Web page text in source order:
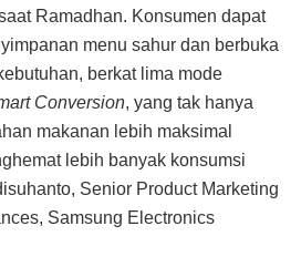
Ramadhan. Konsumen dapat
menu sahur dan berbuka
berkat lima mode
Conversion, yang tak hanya
makanan lebih maksimal
lebih banyak konsumsi
Senior Product Marketing
Samsung Electronics